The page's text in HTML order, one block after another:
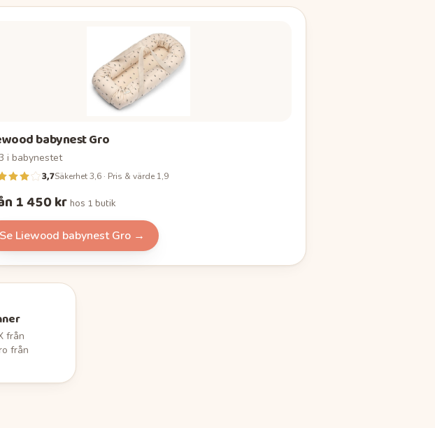
babynest Gro
i babynestet
3,7Säkerhet 3,6 · Pris & värde 1,9
1 450 krhos 1 butik
Se Liewood babynest Gro →
från
från